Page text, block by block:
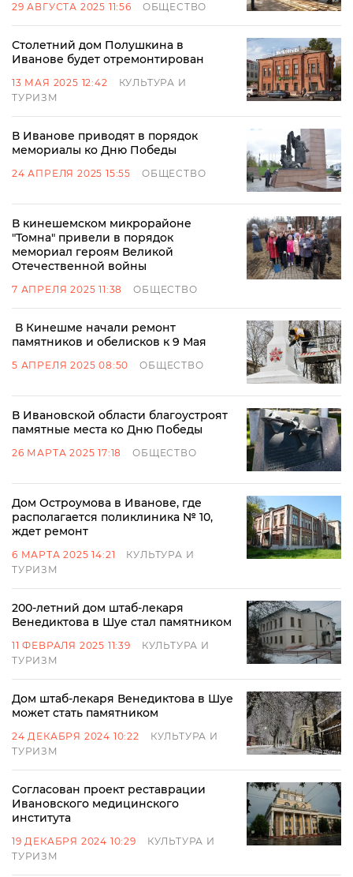
29 АВГУСТА 2025 11:56 ОБЩЕСТВО
Столетний дом Полушкина в
Иванове будет отремонтирован
13 МАЯ 2025 12:42
КУЛЬТУРА И
ТУРИЗМ
В Иванове приводят в порядок
мемориалы ко Дню Победы
24 АПРЕЛЯ 2025 15:55 ОБЩЕСТВО
В кинешемском микрорайоне
"Томна" привели в порядок
мемориал героям Великой
Отечественной войны
7 АПРЕЛЯ 2025 11:38 ОБЩЕСТВО
В Кинешме начали ремонт
памятников и обелисков к 9 Мая
5 АПРЕЛЯ 2025 08:50 ОБЩЕСТВО
В Ивановской области благоустроят
памятные места ко Дню Победы
26 МАРТА 2025 17:18 ОБЩЕСТВО
Дом Остроумова в Иванове, где
располагается поликлиника № 10,
ждет ремонт
6 МАРТА 2025 14:21
КУЛЬТУРА И
ТУРИЗМ
200-летний дом штаб-лекаря
Венедиктова в Шуе стал памятником
11 ФЕВРАЛЯ 2025 11:39
КУЛЬТУРА И
ТУРИЗМ
Дом штаб-лекаря Венедиктова в Шуе
может стать памятником
24 ДЕКАБРЯ 2024 10:22
КУЛЬТУРА И
ТУРИЗМ
Согласован проект реставрации
Ивановского медицинского
института
19 ДЕКАБРЯ 2024 10:29
КУЛЬТУРА И
ТУРИЗМ